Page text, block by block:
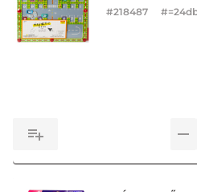
#218487